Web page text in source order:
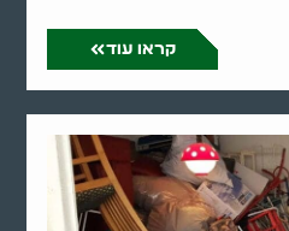
קראו עוד